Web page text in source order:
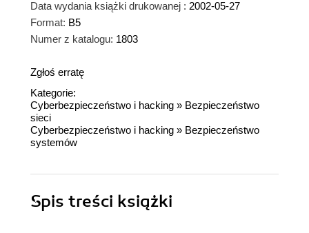
Data wydania książki drukowanej : 2002-05-27
Format: B5
Numer z katalogu: 1803
Zgłoś erratę
Kategorie:
Cyberbezpieczeństwo i hacking » Bezpieczeństwo
sieci
Cyberbezpieczeństwo i hacking » Bezpieczeństwo
systemów
Spis treści książki